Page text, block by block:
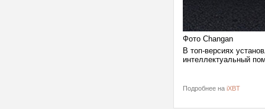
Фото Changan
В топ-версиях
интеллектуальный
Подробнее на iXBT